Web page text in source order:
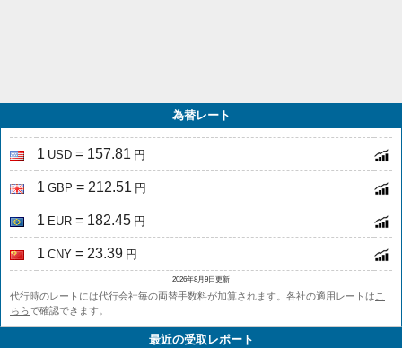
為替レート
1 USD = 157.81 円
1 GBP = 212.51 円
1 EUR = 182.45 円
1 CNY = 23.39 円
2026年8月9日更新
代行時のレートには代行会社毎の両替手数料が加算されます。各社の適用レートは こ
ちらで確認できます。
最近の受取レポート